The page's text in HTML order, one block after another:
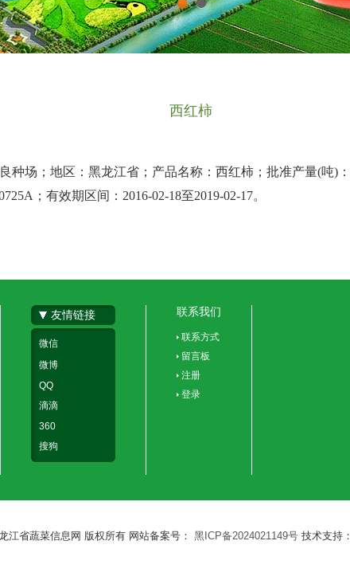
1 2
西红柿
种场；地区：黑龙江省；产品名称：西红柿；批准产量(吨) ：
；有效期区间： 2016-02-18至2019-02-17。
友情链接
微信
微博
QQ
滴滴
360
搜狗
联系我们
联系方式
留言板
注册
登录
江省蔬菜信息网 版权所有 网站备案号： 黑ICP备2024021149号 技术支持：